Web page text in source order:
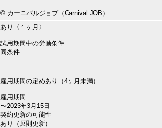
©︎ カーニバルジョブ（Carnival JOB）
あり〈１ヶ月〉
試用期間中の労働条件
同条件
雇用期間の定めあり（4ヶ月未満）
雇用期間
〜2023年3月15日
契約更新の可能性
あり（原則更新）